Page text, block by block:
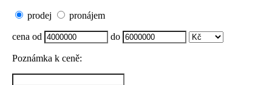
prodej pronájem
cena od do
Poznámka k ceně: